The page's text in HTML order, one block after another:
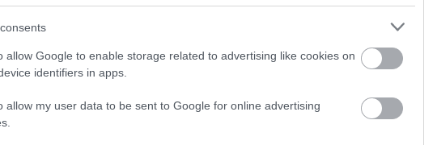
allow Google to enable storage related to advertising like cookies on
identifiers in apps.
allow my user data to be sent to Google for online advertising
Archívum
2019 szeptember
2019 augusztus